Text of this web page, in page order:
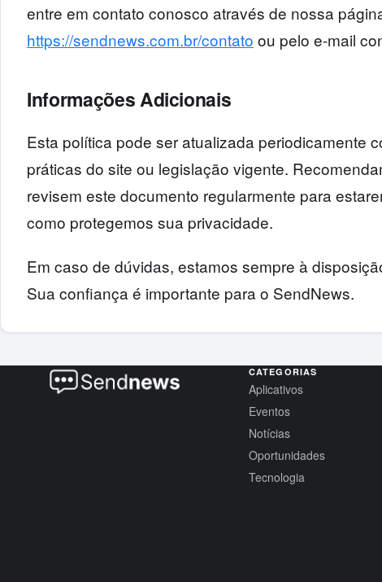
entre em contato conosco através de nossa
https://sendnews.com.br/contato ou pelo e-mail
Informações Adicionais
Esta política pode ser atualizada periodicamente
práticas do site ou legislação vigente.
revisem este documento regularmente para
como protegemos sua privacidade.
Em caso de dúvidas, estamos sempre à
Sua confiança é importante para o SendNews.
CATEGORIAS
Aplicativos
Eventos
Notícias
Oportunidades
Tecnologia